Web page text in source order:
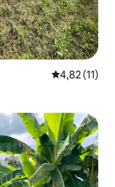
Gemiddelde
4,82 (11)